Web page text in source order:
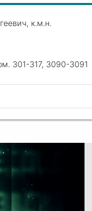
к.м.н.
301-317, 3090-3091